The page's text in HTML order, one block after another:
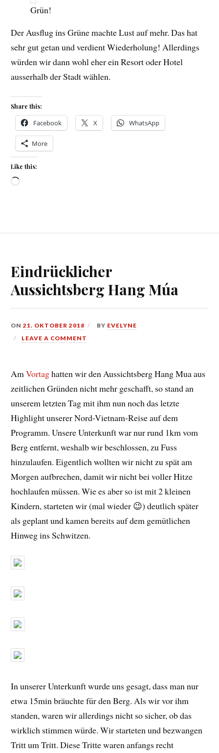
Grün!
Der Ausflug ins Grüne machte Lust auf mehr. Das hat
sehr gut getan und verdient Wiederholung! Allerdings
würden wir dann wohl eher ein Resort oder Hotel
ausserhalb der Stadt wählen.
Share this:
Facebook X WhatsApp
More
Like this:
Loading…
Eindrücklicher
Aussichtsberg Hang Múa
ON21. OKTOBER 2018 BY EVELYNE
LEAVE A COMMENT
AmVortaghatten wir den Aussichtsberg Hang Mua aus
zeitlichen Gründen nicht mehr geschafft, so stand an
unserem letzten Tag mit ihm nun noch das letzte
Highlight unserer Nord-Vietnam-Reise auf dem
Programm. Unsere Unterkunft war nur rund 1km vom
Berg entfernt, weshalb wir beschlossen, zu Fuss
hinzulaufen. Eigentlich wollten wir nicht zu spät am
Morgen aufbrechen, damit wir nicht bei voller Hitze
hochlaufen müssen. Wie es aber so ist mit 2 kleinen
Kindern, starteten wir (mal wieder 😉) deutlich später
als geplant und kamen bereits auf dem gemütlichen
Hinweg ins Schwitzen.
In unserer Unterkunft wurde uns gesagt, dass man nur
etwa 15min bräuchte für den Berg. Als wir vor ihm
standen, waren wir allerdings nicht so sicher, ob das
wirklich stimmen würde. Wir starteten und bezwangen
Tritt um Tritt. Diese Tritte waren anfangs recht